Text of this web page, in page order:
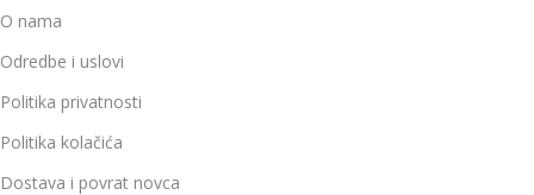
O nama
Odredbe i uslovi
Politika privatnosti
Politika kolačića
Dostava i povrat novca